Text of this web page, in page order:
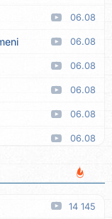
06.08
06.08
06.08
06.08
06.08
06.08
06.08
06.08
14 145